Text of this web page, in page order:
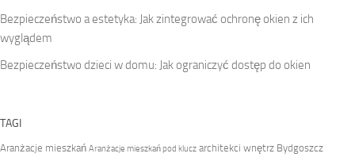
Bezpieczeństwo a estetyka: Jak zintegrować ochronę okien z ich
wyglądem
Bezpieczeństwo dzieci w domu: Jak ograniczyć dostęp do okien
TAGI
Aranżacje mieszkań Aranżacje mieszkań pod klucz architekci wnętrz Bydgoszcz